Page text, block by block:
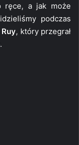
ręce, a jak może
podczas
, który przegrał
.